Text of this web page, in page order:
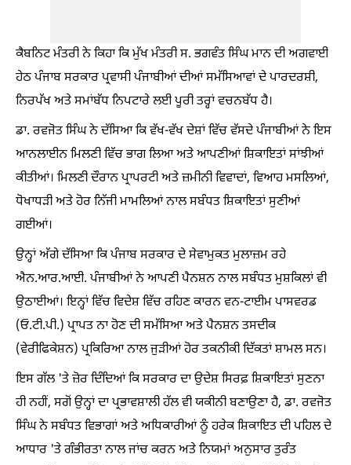
ਕੈਬਨਿਟ ਮੰਤਰੀ ਨੇ ਕਿਹਾ ਕਿ ਮੁੱਖ ਮੰਤਰੀ ਸ. ਭਗਵੰਤ ਸਿੰਘ ਮਾਨ ਦੀ ਅਗਵਾਈ
ਹੇਠ ਪੰਜਾਬ ਸਰਕਾਰ ਪ੍ਰਵਾਸੀ ਪੰਜਾਬੀਆਂ ਦੀਆਂ ਸਮੱਸਿਆਵਾਂ ਦੇ ਪਾਰਦਰਸ਼ੀ,
ਨਿਰਪੱਖ ਅਤੇ ਸਮਾਂਬੱਧ ਨਿਪਟਾਰੇ ਲਈ ਪੂਰੀ ਤਰ੍ਹਾਂ ਵਚਨਬੱਧ ਹੈ।
ਡਾ. ਰਵਜੋਤ ਸਿੰਘ ਨੇ ਦੱਸਿਆ ਕਿ ਵੱਖ-ਵੱਖ ਦੇਸ਼ਾਂ ਵਿੱਚ ਵੱਸਦੇ ਪੰਜਾਬੀਆਂ ਨੇ ਇਸ
ਆਨਲਾਈਨ ਮਿਲਣੀ ਵਿੱਚ ਭਾਗ ਲਿਆ ਅਤੇ ਆਪਣੀਆਂ ਸ਼ਿਕਾਇਤਾਂ ਸਾਂਝੀਆਂ
ਕੀਤੀਆਂ। ਮਿਲਣੀ ਦੌਰਾਨ ਪ੍ਰਾਪਰਟੀ ਅਤੇ ਜ਼ਮੀਨੀ ਵਿਵਾਦਾਂ, ਵਿਆਹ ਮਸਲਿਆਂ,
ਧੋਖਾਧੜੀ ਅਤੇ ਹੋਰ ਨਿੱਜੀ ਮਾਮਲਿਆਂ ਨਾਲ ਸਬੰਧਤ ਸ਼ਿਕਾਇਤਾਂ ਸੁਣੀਆਂ
ਗਈਆਂ।
ਉਨ੍ਹਾਂ ਅੱਗੇ ਦੱਸਿਆ ਕਿ ਪੰਜਾਬ ਸਰਕਾਰ ਦੇ ਸੇਵਾਮੁਕਤ ਮੁਲਾਜ਼ਮ ਰਹੇ
ਐਨ.ਆਰ.ਆਈ. ਪੰਜਾਬੀਆਂ ਨੇ ਆਪਣੀ ਪੈਨਸ਼ਨ ਨਾਲ ਸਬੰਧਤ ਮੁਸ਼ਕਿਲਾਂ ਵੀ
ਉਠਾਈਆਂ। ਇਨ੍ਹਾਂ ਵਿੱਚ ਵਿਦੇਸ਼ ਵਿੱਚ ਰਹਿਣ ਕਾਰਨ ਵਨ-ਟਾਈਮ ਪਾਸਵਰਡ
(ਓ.ਟੀ.ਪੀ.) ਪ੍ਰਾਪਤ ਨਾ ਹੋਣ ਦੀ ਸਮੱਸਿਆ ਅਤੇ ਪੈਨਸ਼ਨ ਤਸਦੀਕ
(ਵੇਰੀਫਿਕੇਸ਼ਨ) ਪ੍ਰਕਿਰਿਆ ਨਾਲ ਜੁੜੀਆਂ ਹੋਰ ਤਕਨੀਕੀ ਦਿੱਕਤਾਂ ਸ਼ਾਮਲ ਸਨ।
ਇਸ ਗੱਲ 'ਤੇ ਜ਼ੋਰ ਦਿੰਦਿਆਂ ਕਿ ਸਰਕਾਰ ਦਾ ਉਦੇਸ਼ ਸਿਰਫ਼ ਸ਼ਿਕਾਇਤਾਂ ਸੁਣਨਾ
ਹੀ ਨਹੀਂ, ਸਗੋਂ ਉਨ੍ਹਾਂ ਦਾ ਪ੍ਰਭਾਵਸ਼ਾਲੀ ਹੱਲ ਵੀ ਯਕੀਨੀ ਬਣਾਉਣਾ ਹੈ, ਡਾ. ਰਵਜੋਤ
ਸਿੰਘ ਨੇ ਸਬੰਧਤ ਵਿਭਾਗਾਂ ਅਤੇ ਅਧਿਕਾਰੀਆਂ ਨੂੰ ਹਰੇਕ ਸ਼ਿਕਾਇਤ ਦੀ ਪਹਿਲ ਦੇ
ਆਧਾਰ 'ਤੇ ਗੰਭੀਰਤਾ ਨਾਲ ਜਾਂਚ ਕਰਨ ਅਤੇ ਨਿਯਮਾਂ ਅਨੁਸਾਰ ਤੁਰੰਤ